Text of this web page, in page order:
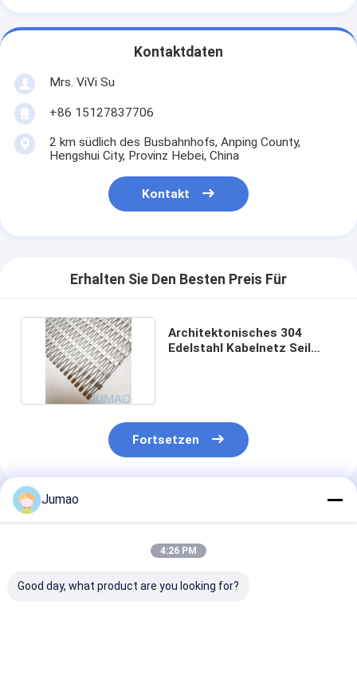
Kontaktdaten
Mrs. ViVi Su
+86 15127837706
2 km südlich des Busbahnhofs, Anping County,
Hengshui City, Provinz Hebei, China
Kontakt
Erhalten Sie Den Besten Preis Für
Architektonisches 304
Edelstahl Kabelnetz Seil
Fortsetzen
Empfohlene Produkte
Jumao
4:26 PM
Good day, what product are you looking for?